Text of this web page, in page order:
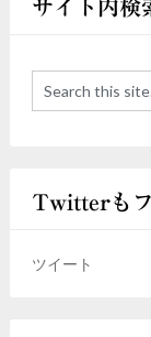
サイト内検
Twitterも
ツイート